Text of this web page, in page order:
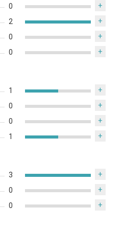
0 +
2 +
0 +
0 +
1 +
0 +
0 +
1 +
3 +
0 +
0 +